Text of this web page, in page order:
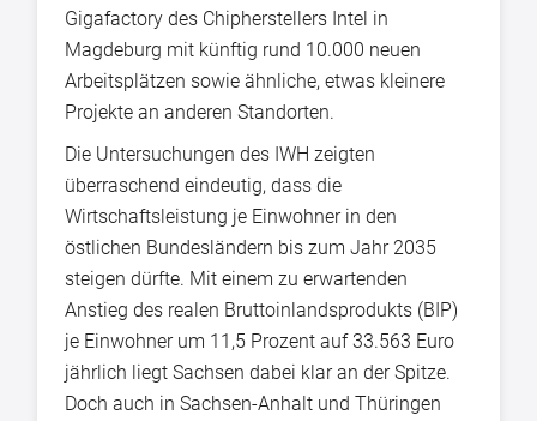
Gigafactory des Chipherstellers Intel in
Magdeburg mit künftig rund 10.000 neuen
Arbeitsplätzen sowie ähnliche, etwas kleinere
Projekte an anderen Standorten.
Die Untersuchungen des IWH zeigten
überraschend eindeutig, dass die
Wirtschaftsleistung je Einwohner in den
östlichen Bundesländern bis zum Jahr 2035
steigen dürfte. Mit einem zu erwartenden
Anstieg des realen Bruttoinlandsprodukts (BIP)
je Einwohner um 11,5 Prozent auf 33.563 Euro
jährlich liegt Sachsen dabei klar an der Spitze.
Doch auch in Sachsen-Anhalt und Thüringen